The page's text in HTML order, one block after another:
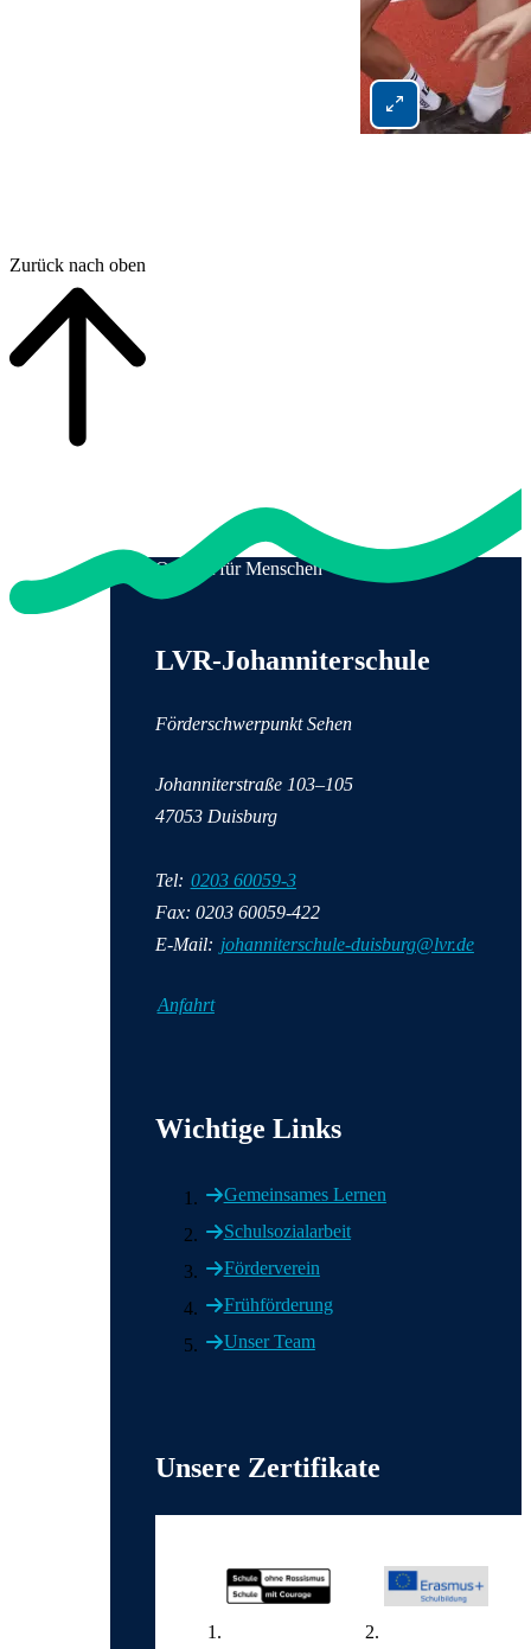
Bild 5 von 5
Zurück nach oben
Qualität für Menschen
LVR-Johanniterschule
Förderschwerpunkt Sehen
Johanniterstraße 103–105
47053 Duisburg
Tel: 0203 60059-3
Fax: 0203 60059-422
E-Mail: johanniterschule-duisburg@lvr.de
Anfahrt
Wichtige Links
Gemeinsames Lernen
Schulsozialarbeit
Förderverein
Frühförderung
Unser Team
Unsere Zertifikate